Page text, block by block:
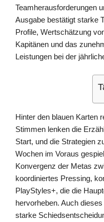
Teamherausforderungen
Ausgabe bestätigt starke
Profile, Wertschätzung
Kapitänen und das
Leistungen bei der
Hinter den blauen Karten
Stimmen lenken die
Start, und die Strategien
Wochen im Voraus
Konvergenz der Metas
koordiniertes Pressing,
PlayStyles+, die die
hervorheben. Auch
starke